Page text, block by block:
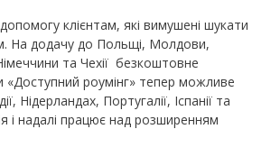
клієнтам, які вимушені шукати
На додачу до Польщі, Молдови,
та Чехії безкоштовне
«Доступний роумінг» тепер можливе
Нідерландах, Португалії, Іспанії та
і надалі працює над розширенням